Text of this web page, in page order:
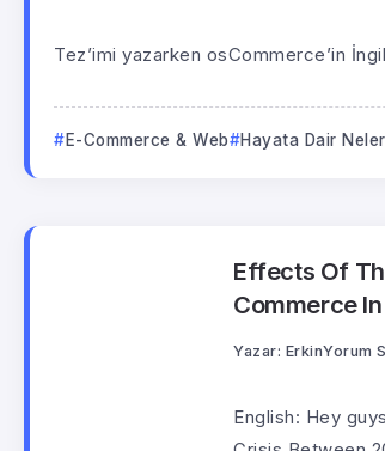
Tez’imi yazarken osCommerce’in
E-Commerce & Web Hayata Dair Neler
Effects Of
Commerce
Yazar: ErkinYorum
English: Hey